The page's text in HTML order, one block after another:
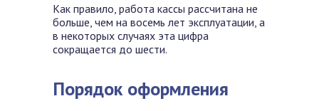
Как правило, работа кассы рассчитана не
больше, чем на восемь лет эксплуатации, а
в некоторых случаях эта цифра
сокращается до шести.
Порядок оформления